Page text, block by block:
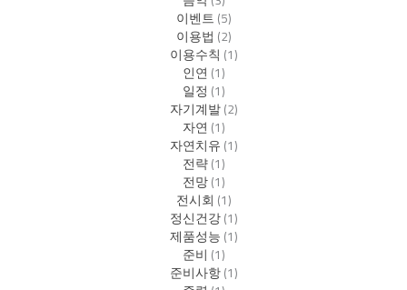
이벤트(5)
이용법 (2)
이용수칙 (1)
인연(1)
일정 (1)
자기계발(2)
자연(1)
자연치유(1)
전략(1)
전망(1)
전시회 (1)
정신건강(1)
제품성능(1)
준비 (1)
준비사항(1)